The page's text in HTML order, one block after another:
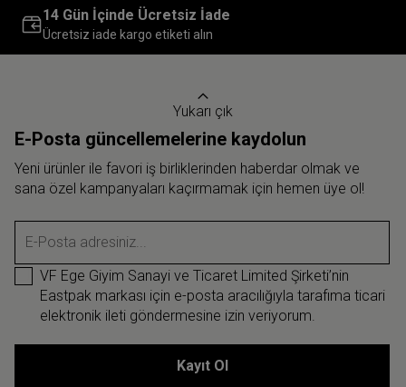
14 Gün İçinde Ücretsiz İade
Ücretsiz iade kargo etiketi alın
Yukarı çık
E-Posta güncellemelerine kaydolun
Yeni ürünler ile favori iş birliklerinden haberdar olmak ve
sana özel kampanyaları kaçırmamak için hemen üye ol!
E-Posta adresiniz...
VF Ege Giyim Sanayi ve Ticaret Limited Şirketi’nin
Eastpak markası için e-posta aracılığıyla tarafıma ticari
elektronik ileti göndermesine izin veriyorum.
Kayıt Ol